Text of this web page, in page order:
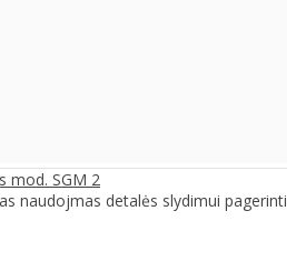
mod. SGM 2
naudojmas detalės slydimui pagerinti